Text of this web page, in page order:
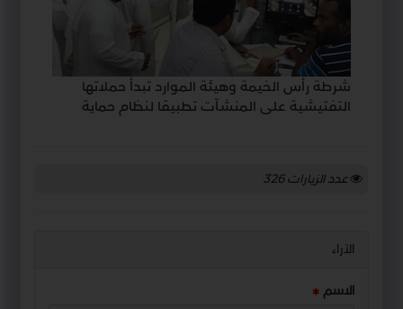
شرطة رأس الخيمة وهيئة الموارد تبدأ حملاتها
التفتيشية على المنشآت تطبيقا لنظام حماية
عدد الزيارات326
الآراء
الاسم